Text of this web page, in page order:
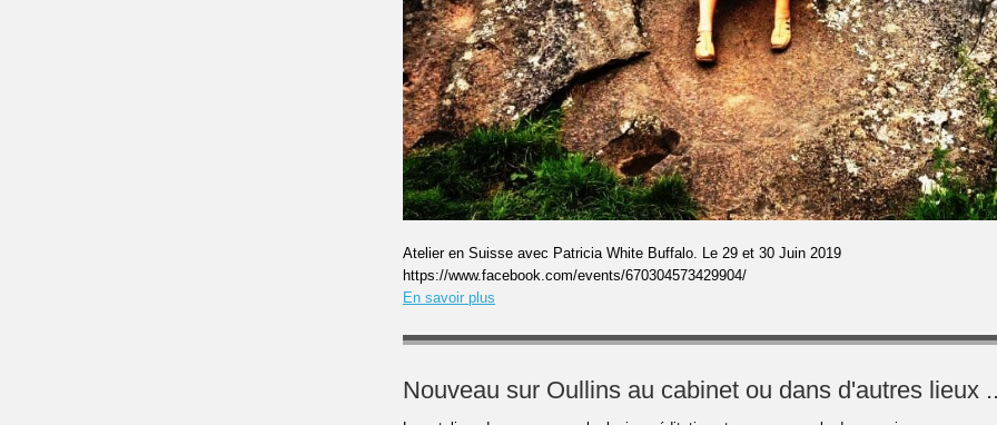
Atelier en Suisse avec Patricia White Buffalo. Le 29 et 30 Juin 2019
https://www.facebook.com/events/670304573429904/
En savoir plus
Nouveau sur Oullins au cabinet ou dans d'autres lieux